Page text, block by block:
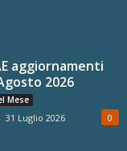
aggiornamenti
2026
Mese
31 Luglio 2026 0